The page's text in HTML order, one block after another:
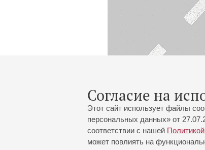
Согласие на
Этот сайт использует файлы
персональных данных» от
соответствии с нашей
может повлиять на
Большой зал:
191186, Санкт-